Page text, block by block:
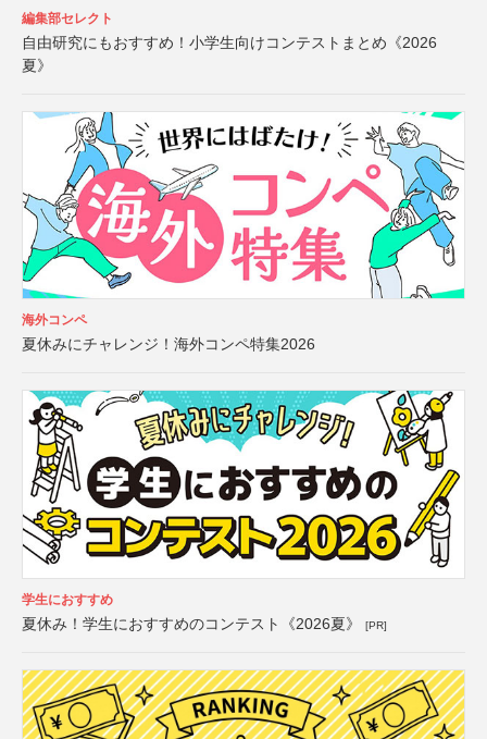
編集部セレクト
自由研究にもおすすめ！小学生向けコンテストまとめ《2026
夏》
海外コンペ
夏休みにチャレンジ！海外コンペ特集2026
学生におすすめ
夏休み！学生におすすめのコンテスト《2026夏》 [PR]